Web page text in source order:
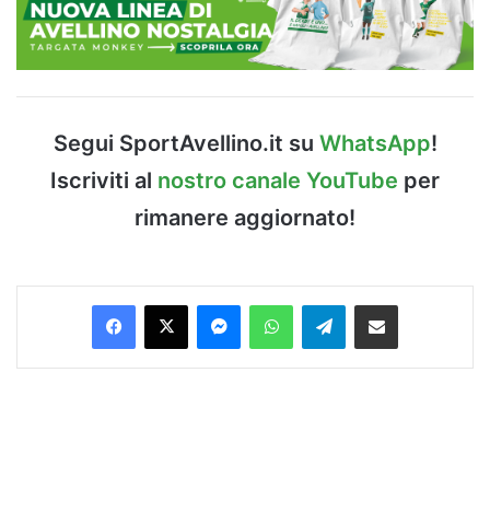
Segui SportAvellino.it su WhatsApp!
Iscriviti al nostro canale YouTube per
rimanere aggiornato!
Facebook
X MessengerWhatsAppTelegramCondividi via Email